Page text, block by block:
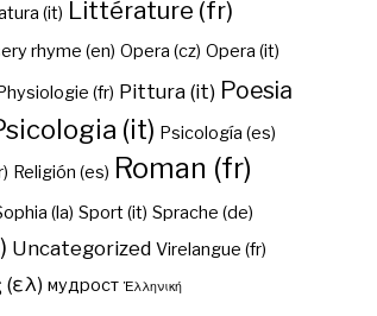
(it) Littérature (fr)
rhyme (en) Opera (cz) Opera (it)
(fr) Pittura (it) Poesia
(it) Psicología (es)
Religión (es) Roman (fr)
(la) Sport (it) Sprache (de)
Uncategorized Virelangue (fr)
мудрост Ἑλληνική